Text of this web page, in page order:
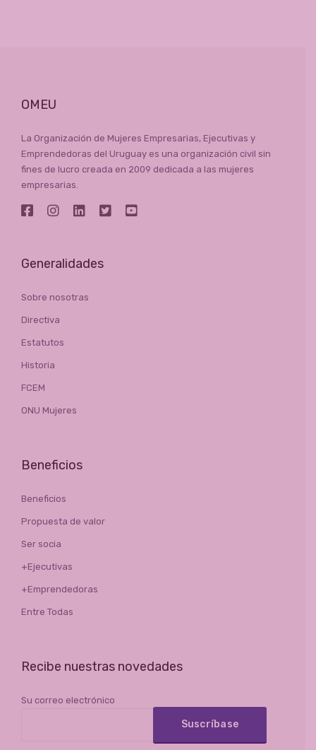
OMEU
La Organización de Mujeres Empresarias, Ejecutivas y
Emprendedoras del Uruguay es una organización civil sin
fines de lucro creada en 2009 dedicada a las mujeres
empresarias.
Generalidades
Sobre nosotras
Directiva
Estatutos
Historia
FCEM
ONU Mujeres
Beneficios
Beneficios
Propuesta de valor
Ser socia
+Ejecutivas
+Emprendedoras
Entre Todas
Recibe nuestras novedades
Su correo electrónico